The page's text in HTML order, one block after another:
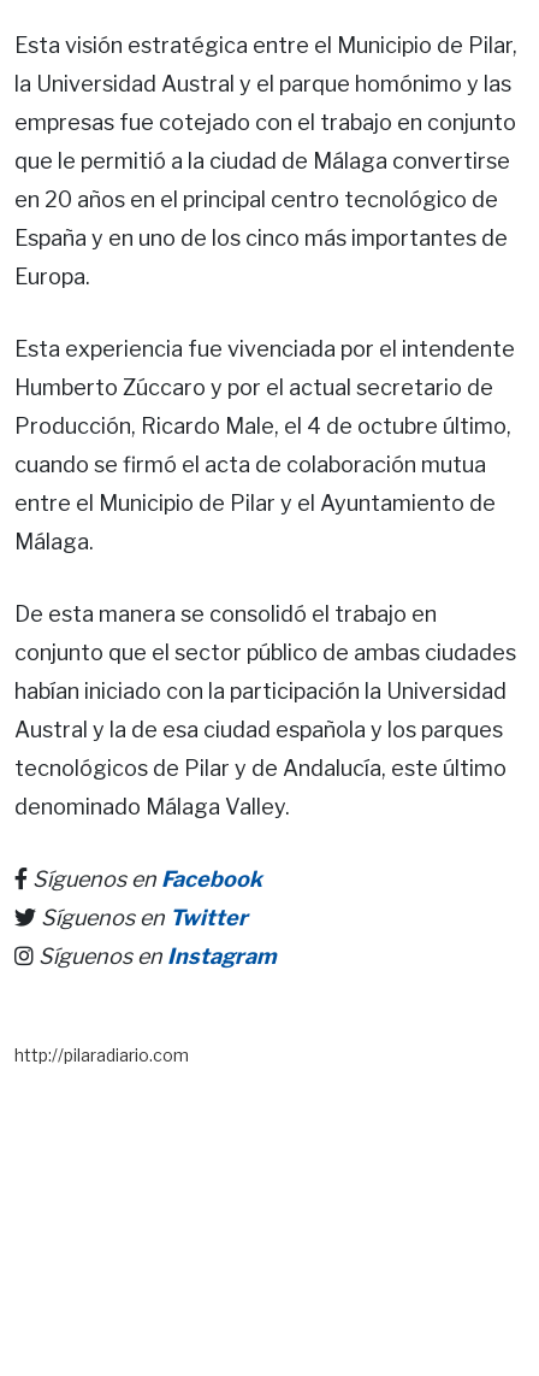
Esta visión estratégica entre el Municipio de Pilar,
la Universidad Austral y el parque homónimo y las
empresas fue cotejado con el trabajo en conjunto
que le permitió a la ciudad de Málaga convertirse
en 20 años en el principal centro tecnológico de
España y en uno de los cinco más importantes de
Europa.
Esta experiencia fue vivenciada por el intendente
Humberto Zúccaro y por el actual secretario de
Producción, Ricardo Male, el 4 de octubre último,
cuando se firmó el acta de colaboración mutua
entre el Municipio de Pilar y el Ayuntamiento de
Málaga.
De esta manera se consolidó el trabajo en
conjunto que el sector público de ambas ciudades
habían iniciado con la participación la Universidad
Austral y la de esa ciudad española y los parques
tecnológicos de Pilar y de Andalucía, este último
denominado Málaga Valley.
Síguenos en Facebook
Síguenos en Twitter
Síguenos en Instagram
http://pilaradiario.com